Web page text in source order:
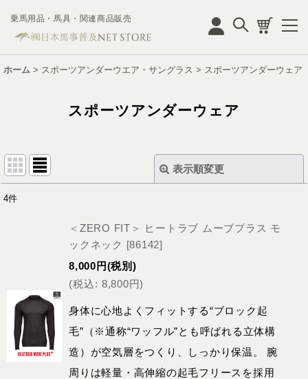
乗馬用品・馬具・関連商品販売
ホーム > スポーツアンダーウエア・サングラス > スポーツアンダーウェア
スポーツアンダーウェア
表示順変更
4件
＜ZERO FIT＞ ヒートラブ ムーブプラス モ
ックネック [86142]
8,000 円(税別)
(税込: 8,800円)
身体に心地よくフィットする“ブロック起
毛”（※通称“ワッフル”とも呼ばれる立体構
造）が空気層をつくり、しっかり保温。 腕
周りは軽量・高伸縮の起毛フリースを採用